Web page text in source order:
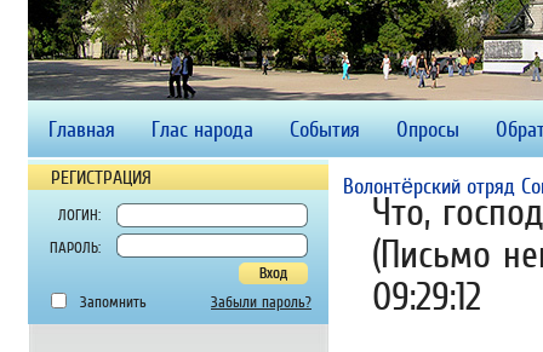
Главная Глас народа События Опросы
Поиск выпускников. Форум Волонтёрский отряд
ЛОГИН:
ПАРОЛЬ:
Запомнить Забыли пароль?
РЕГИСТРАЦИЯ
Что,
(Письмо
09:29:12